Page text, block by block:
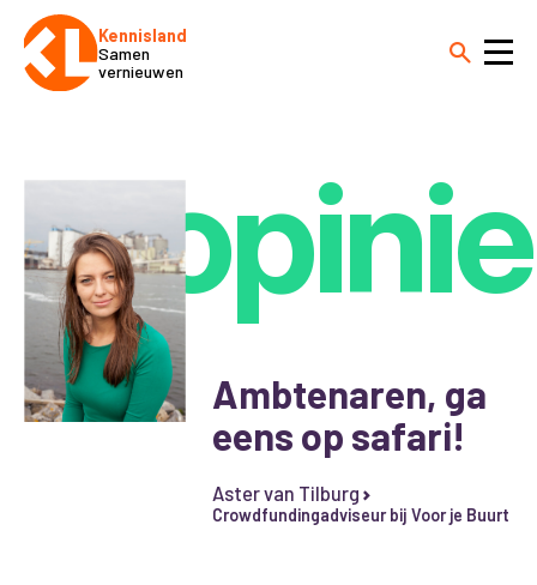
Kennisland
Samen
vernieuwen
opinie
Ambtenaren, ga
eens op safari!
Aster van Tilburg
Crowdfundingadviseur bij Voor je Buurt